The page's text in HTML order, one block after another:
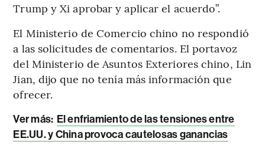
Trump y Xi aprobar y aplicar el acuerdo”.
El Ministerio de Comercio chino no respondió
a las solicitudes de comentarios. El portavoz
del Ministerio de Asuntos Exteriores chino, Lin
Jian, dijo que no tenía más información que
ofrecer.
Ver más: El enfriamiento de las tensiones entre
EE.UU. y China provoca cautelosas ganancias